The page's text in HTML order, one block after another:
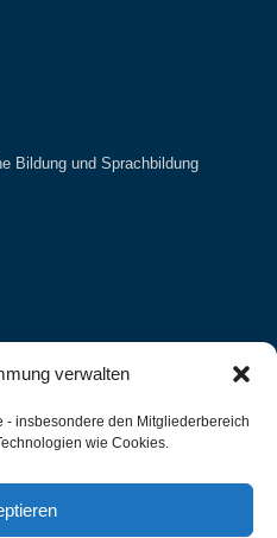
verwalten
- insbesondere den Mitgliederbereich
wie Cookies.
Bildung und Sprachbildung